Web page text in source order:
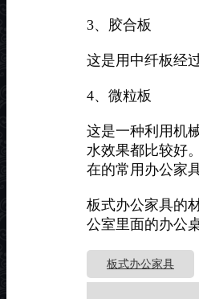
3、胶合板
这是用中纤板经
4、微粒板
这是一种利用机
水效果都比较好
在的常用办公家
板式办公家具的
公室里面的办公
板式办公家具